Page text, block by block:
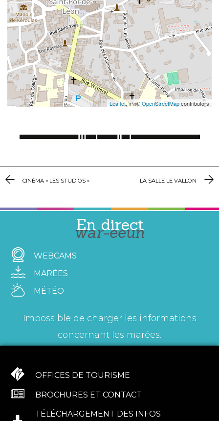
Leaflet, \r\n©OpenStreetMapcontributors
CINÉMA « LES STUDIOS » LA SALLE LE VALLON
En direct
war-eeun
WEBCAMS
MARÉES
MÉTÉO
Impossible de charger les informations
concernant les marées.
OFFICES DE TOURISME
BROCHURES ET CONTACT
TÉLÉCHARGEMENT DES INFOS